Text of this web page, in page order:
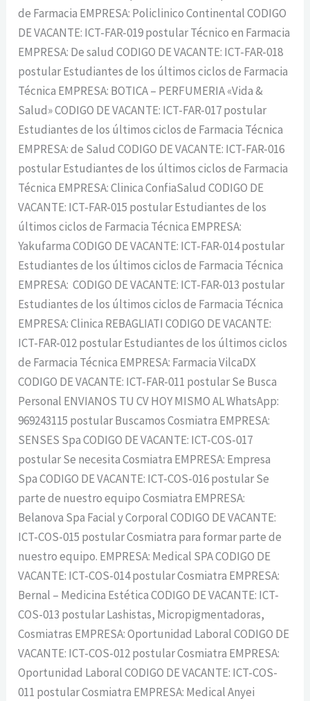
de Farmacia EMPRESA: Policlinico Continental CODIGO
DE VACANTE: ICT-FAR-019 postular Técnico en Farmacia
EMPRESA: De salud CODIGO DE VACANTE: ICT-FAR-018
postular Estudiantes de los últimos ciclos de Farmacia
Técnica EMPRESA: BOTICA – PERFUMERIA «Vida &
Salud» CODIGO DE VACANTE: ICT-FAR-017 postular
Estudiantes de los últimos ciclos de Farmacia Técnica
EMPRESA: de Salud CODIGO DE VACANTE: ICT-FAR-016
postular Estudiantes de los últimos ciclos de Farmacia
Técnica EMPRESA: Clinica ConfiaSalud CODIGO DE
VACANTE: ICT-FAR-015 postular Estudiantes de los
últimos ciclos de Farmacia Técnica EMPRESA:
Yakufarma CODIGO DE VACANTE: ICT-FAR-014 postular
Estudiantes de los últimos ciclos de Farmacia Técnica
EMPRESA: CODIGO DE VACANTE: ICT-FAR-013 postular
Estudiantes de los últimos ciclos de Farmacia Técnica
EMPRESA: Clinica REBAGLIATI CODIGO DE VACANTE:
ICT-FAR-012 postular Estudiantes de los últimos ciclos
de Farmacia Técnica EMPRESA: Farmacia VilcaDX
CODIGO DE VACANTE: ICT-FAR-011 postular Se Busca
Personal ENVIANOS TU CV HOY MISMO AL WhatsApp:
969243115 postular Buscamos Cosmiatra EMPRESA:
SENSES Spa CODIGO DE VACANTE: ICT-COS-017
postular Se necesita Cosmiatra EMPRESA: Empresa
Spa CODIGO DE VACANTE: ICT-COS-016 postular Se
parte de nuestro equipo Cosmiatra EMPRESA:
Belanova Spa Facial y Corporal CODIGO DE VACANTE:
ICT-COS-015 postular Cosmiatra para formar parte de
nuestro equipo. EMPRESA: Medical SPA CODIGO DE
VACANTE: ICT-COS-014 postular Cosmiatra EMPRESA:
Bernal – Medicina Estética CODIGO DE VACANTE: ICT-
COS-013 postular Lashistas, Micropigmentadoras,
Cosmiatras EMPRESA: Oportunidad Laboral CODIGO DE
VACANTE: ICT-COS-012 postular Cosmiatra EMPRESA:
Oportunidad Laboral CODIGO DE VACANTE: ICT-COS-
011 postular Cosmiatra EMPRESA: Medical Anyei